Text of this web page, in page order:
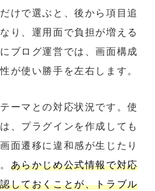
けで選ぶと、後から項目追
り、運用面で負担が増える
ブログ運営では、画面構成
が使い勝手を左右します。
ーマとの対応状況です。使
、プラグインを作成しても
面遷移に違和感が生じたり
あらかじめ公式情報で対応
しておくことが、トラブル